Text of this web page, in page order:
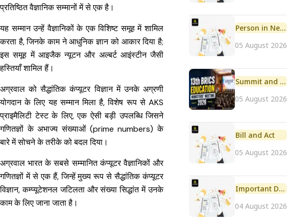
प्रतिष्ठित वैज्ञानिक सम्मानों में से एक है।
यह सम्मान उन्हें वैज्ञानिकों के एक विशिष्ट समूह में शामिल
करता है, जिनके काम ने आधुनिक ज्ञान को आकार दिया है;
इस समूह में आइजैक न्यूटन और अल्बर्ट आइंस्टीन जैसी
हस्तियाँ शामिल हैं।
अग्रवाल को सैद्धांतिक कंप्यूटर विज्ञान में उनके अग्रणी
योगदान के लिए यह सम्मान मिला है, विशेष रूप से AKS
प्राइमैलिटी टेस्ट के लिए, एक ऐसी बड़ी उपलब्धि जिसने
गणितज्ञों के अभाज्य संख्याओं (prime numbers) के
बारे में सोचने के तरीके को बदल दिया।
अग्रवाल भारत के सबसे सम्मानित कंप्यूटर वैज्ञानिकों और
गणितज्ञों में से एक हैं, जिन्हें मुख्य रूप से सैद्धांतिक कंप्यूटर
विज्ञान, कम्प्यूटेशनल जटिलता और संख्या सिद्धांत में उनके
काम के लिए जाना जाता है।
Person in News
05 August 2026
Summit and Conference
05 August 2026
Bill and Act
05 August 2026
Important Day
04 August 2026